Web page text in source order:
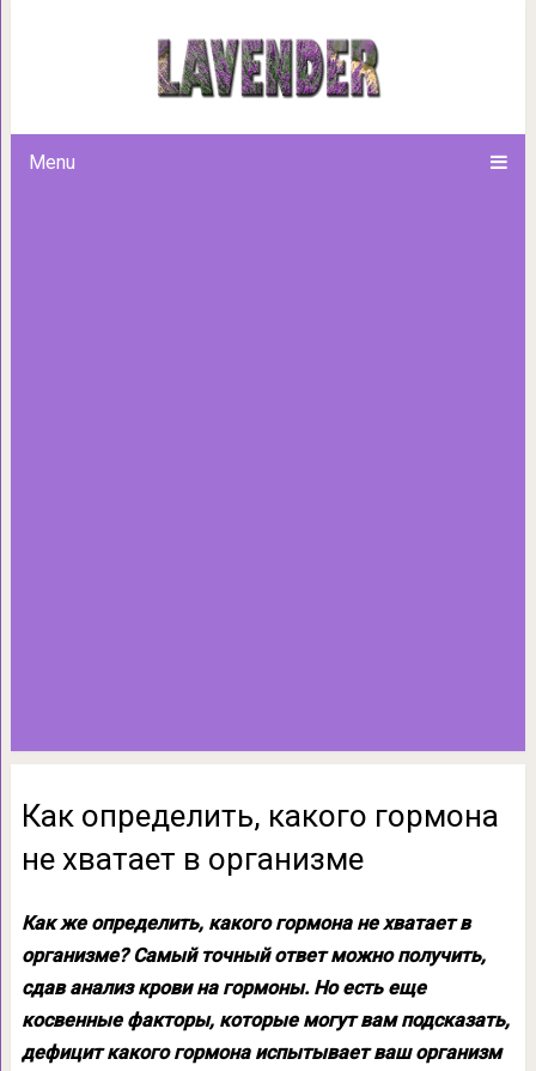
Menu
Как определить, какого
Как определить, какого гормона
не хватает в организме
Как же определить, какого гормона не хватает в
организме? Самый точный ответ можно получить,
сдав анализ крови на гормоны. Но есть еще
косвенные факторы, которые могут вам подсказать,
дефицит какого гормона испытывает ваш организм